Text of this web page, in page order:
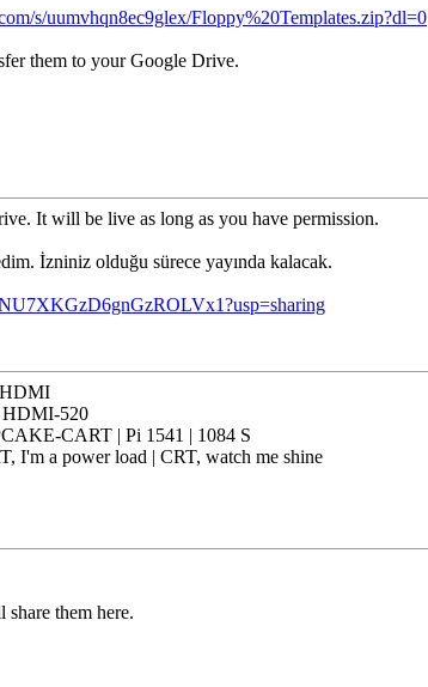
s/uumvhqn8ec9glex/Floppy%20Templates.zip?dl=0
them to your Google Drive.
It will be live as long as you have permission.
İzniniz olduğu sürece yayında kalacak.
HDMI-520
CART | Pi 1541 | 1084 S
I'm a power load | CRT, watch me shine
them here.